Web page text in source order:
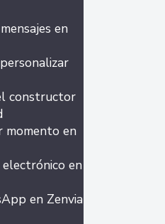
en
constructor
momento en
electrónico en
en Zenvia